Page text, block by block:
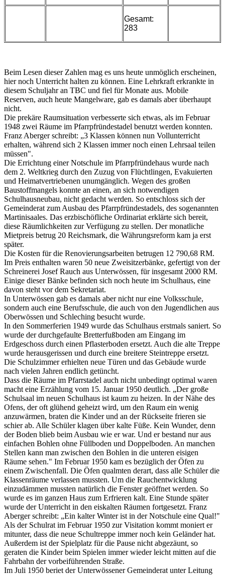
Gesamt:
283
Beim Lesen dieser Zahlen mag es uns heute unmöglich erscheinen,
hier noch Unterricht halten zu können. Eine Lehrkraft erkrankte in
diesem Schuljahr an TBC und fiel für Monate aus. Mobile
Reserven, auch heute Mangelware, gab es damals aber überhaupt
nicht.
Die prekäre Raumsituation verbesserte sich etwas, als im Februar
1948 zwei Räume im Pfarrpfründestadel benutzt werden konnten.
Franz Aberger schreibt: „3 Klassen können nun Vollunterricht
erhalten, während sich 2 Klassen immer noch einen Lehrsaal teilen
müssen".
Die Errichtung einer Notschule im Pfarrpfründehaus wurde nach
dem 2. Weltkrieg durch den Zuzug von Flüchtlingen, Evakuierten
und Heimatvertriebenen unumgänglich. Wegen des großen
Baustoffmangels konnte an einen, an sich notwendigen
Schulhausneubau, nicht gedacht werden. So entschloss sich der
Gemeinderat zum Ausbau des Pfarrpfründestadels, des sogenannten
Martinisaales. Das erzbischöfliche Ordinariat erklärte sich bereit,
diese Räumlichkeiten zur Verfügung zu stellen. Der monatliche
Mietpreis betrug 20 Reichsmark, die Währungsreform kam ja erst
später.
Die Kosten für die Renovierungsarbeiten betrugen 12 790,68 RM.
Im Preis enthalten waren 50 neue Zweisitzerbänke, gefertigt von der
Schreinerei Josef Rauch aus Unterwössen, für insgesamt 2000 RM.
Einige dieser Bänke befinden sich noch heute im Schulhaus, eine
davon steht vor dem Sekretariat.
In Unterwössen gab es damals aber nicht nur eine Volksschule,
sondern auch eine Berufsschule, die auch von den Jugendlichen aus
Oberwössen und Schleching besucht wurde.
In den Sommerferien 1949 wurde das Schulhaus erstmals saniert. So
wurde der durchgefaulte Bretterfußboden am Eingang im
Erdgeschoss durch einen Pflasterboden ersetzt. Auch die alte Treppe
wurde herausgerissen und durch eine breitere Steintreppe ersetzt.
Die Schulzimmer erhielten neue Türen und das Gebäude wurde
nach vielen Jahren endlich getüncht.
Dass die Räume im Pfarrstadel auch nicht unbedingt optimal waren
macht eine Erzählung vom 15. Januar 1950 deutlich. „Der große
Schulsaal im neuen Schulhaus ist kaum zu heizen. In der Nähe des
Ofens, der oft glühend geheizt wird, um den Raum ein wenig
anzuwärmen, braten die Kinder und an der Rückseite frieren sie
schier ab. Alle Schüler klagen über kalte Füße. Kein Wunder, denn
der Boden blieb beim Ausbau wie er war. Und er bestand nur aus
einfachen Bohlen ohne Füllboden und Doppelboden. An manchen
Stellen kann man zwischen den Bohlen in die unteren eisigen
Räume sehen." Im Februar 1950 kam es bezüglich der Öfen zu
einem Zwischenfall. Die Öfen qualmten derart, dass alle Schüler die
Klassenräume verlassen mussten. Um die Rauchentwicklung
einzudämmen mussten natürlich die Fenster geöffnet werden. So
wurde es im ganzen Haus zum Erfrieren kalt. Eine Stunde später
wurde der Unterricht in den eiskalten Räumen fortgesetzt. Franz
Aberger schreibt: „Ein kalter Winter ist in der Notschule eine Qual!"
Als der Schulrat im Februar 1950 zur Visitation kommt moniert er
mitunter, dass die neue Schultreppe immer noch kein Geländer hat.
Außerdem ist der Spielplatz für die Pause nicht abgezäunt, so
geraten die Kinder beim Spielen immer wieder leicht mitten auf die
Fahrbahn der vorbeiführenden Straße.
Im Juli 1950 beriet der Unterwössener Gemeinderat unter Leitung